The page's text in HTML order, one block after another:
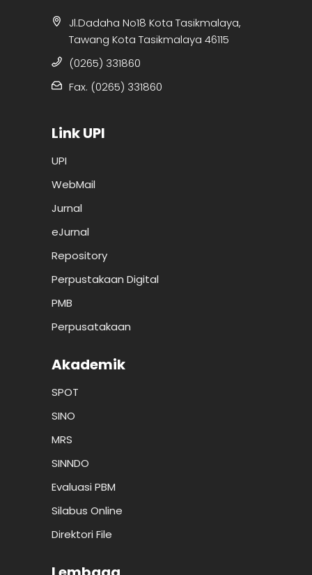
Jl.Dadaha No18 Kota Tasikmalaya,
Tawang Kota Tasikmalaya 46115
(0265) 331860
Fax. (0265) 331860
Link UPI
UPI
WebMail
Jurnal
eJurnal
Repository
Perpustakaan Digital
PMB
Perpusatakaan
Akademik
SPOT
SINO
MRS
SINNDO
Evaluasi PBM
Silabus Online
Direktori File